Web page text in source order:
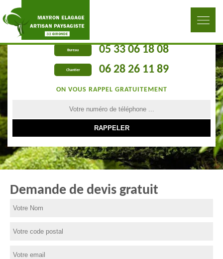
Bureau 05 33 06 18 08
Chantier 06 28 26 11 89
ON VOUS RAPPEL GRATUITEMENT
Demande de devis gratuit